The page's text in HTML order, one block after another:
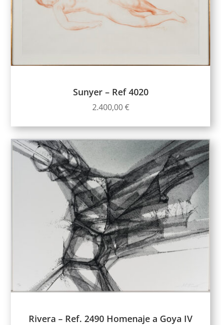
Sunyer – Ref 4020
2.400,00€
Rivera – Ref. 2490 Homenaje a Goya IV